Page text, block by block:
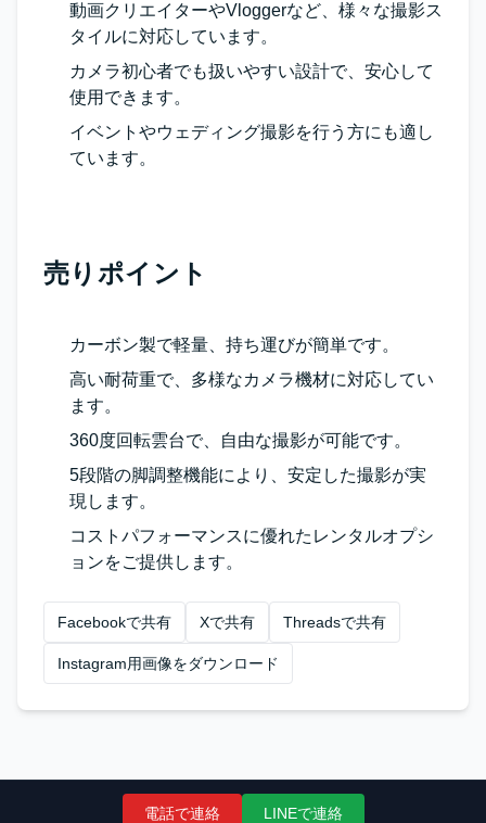
動画クリエイターやVloggerなど、様々な撮影ス
タイルに対応しています。
カメラ初心者でも扱いやすい設計で、安心して
使用できます。
イベントやウェディング撮影を行う方にも適し
ています。
売りポイント
カーボン製で軽量、持ち運びが簡単です。
高い耐荷重で、多様なカメラ機材に対応してい
ます。
360度回転雲台で、自由な撮影が可能です。
5段階の脚調整機能により、安定した撮影が実
現します。
コストパフォーマンスに優れたレンタルオプシ
ョンをご提供します。
Facebookで共有 Xで共有 Threadsで共有
Instagram用画像をダウンロード
電話で連絡 LINEで連絡